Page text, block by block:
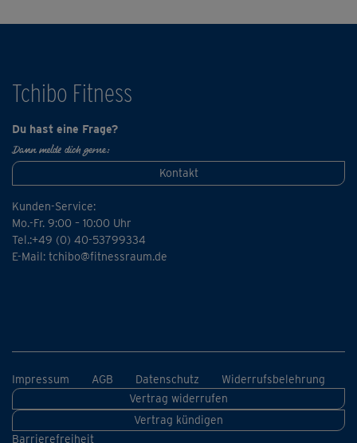
Tchibo Fitness
Du hast eine Frage?
Dann melde dich gerne:
Kontakt
Kunden-Service:
Mo.-Fr. 9:00 – 10:00 Uhr
Tel.:+49 (0) 40-53799334
E-Mail: tchibo@fitnessraum.de
Impressum AGB Datenschutz
Widerrufsbelehrung
Vertrag widerrufen
Vertrag kündigen
Barrierefreiheit